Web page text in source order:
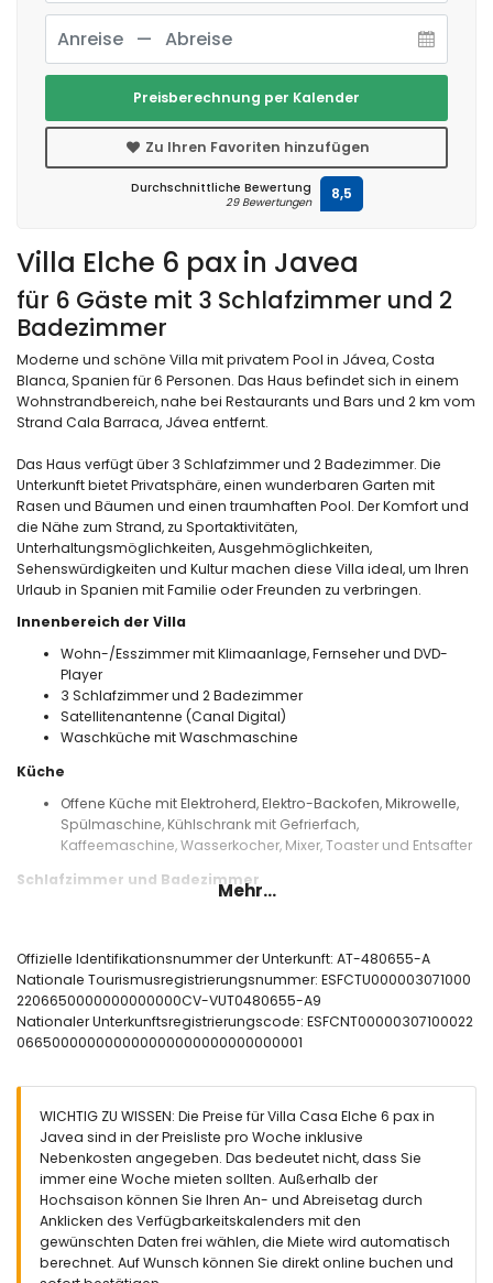
Villa Elche 6 pax in Javea
für 6 Gäste mit 3 Schlafzimmer und 2
Badezimmer
Moderne und schöne Villa mit privatem Pool in Jávea, Costa
Blanca, Spanien für 6 Personen. Das Haus befindet sich in einem
Wohnstrandbereich, nahe bei Restaurants und Bars und 2 km vom
Strand Cala Barraca, Jávea entfernt.
Das Haus verfügt über 3 Schlafzimmer und 2 Badezimmer. Die
Unterkunft bietet Privatsphäre, einen wunderbaren Garten mit
Rasen und Bäumen und einen traumhaften Pool. Der Komfort und
die Nähe zum Strand, zu Sportaktivitäten,
Unterhaltungsmöglichkeiten, Ausgehmöglichkeiten,
Sehenswürdigkeiten und Kultur machen diese Villa ideal, um Ihren
Urlaub in Spanien mit Familie oder Freunden zu verbringen.
Innenbereich der Villa
Wohn-/Esszimmer mit Klimaanlage, Fernseher und DVD-
Player
3 Schlafzimmer und 2 Badezimmer
Satellitenantenne (Canal Digital)
Waschküche mit Waschmaschine
Küche
Offene Küche mit Elektroherd, Elektro-Backofen, Mikrowelle,
Spülmaschine, Kühlschrank mit Gefrierfach,
Kaffeemaschine, Wasserkocher, Mixer, Toaster und Entsafter
Schlafzimmer und Badezimmer
2 klimatisierte Schlafzimmer, jeweils mit 2 Einzelbetten und
eigenem Bad
2 eigene Badezimmer, jeweils mit Doppelwaschbecken,
Dusche, Bidet und Toilette
Außenbereich der Villa
Eingezäuntes Grundstück
Wunderschöner Garten mit Rasen, Bäumen und
Gartenmöbeln mit Sonnenliegen
2 Terrassen, davon eine überdacht
Grill
Sitzbereich im Freien
4 private Parkplätze
Dachterrasse
Mehr...
Offizielle Identifikationsnummer der Unterkunft: AT-480655-A
Nationale Tourismusregistrierungsnummer: ESFCTU000003071000
2206650000000000000CV-VUT0480655-A9
Nationaler Unterkunftsregistrierungscode: ESFCNT00000307100022
066500000000000000000000000000001
WICHTIG ZU WISSEN: Die Preise für Villa Casa Elche 6 pax in
Javea sind in der Preisliste pro Woche inklusive
Nebenkosten angegeben. Das bedeutet nicht, dass Sie
immer eine Woche mieten sollten. Außerhalb der
Hochsaison können Sie Ihren An- und Abreisetag durch
Anklicken des Verfügbarkeitskalenders mit den
gewünschten Daten frei wählen, die Miete wird automatisch
berechnet. Auf Wunsch können Sie direkt online buchen und
Preisberechnung per Kalender
Zu Ihren Favoriten hinzufügen
Durchschnittliche Bewertung
29 Bewertungen 8,5